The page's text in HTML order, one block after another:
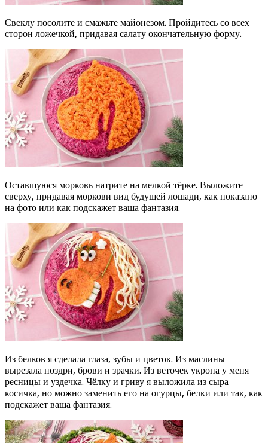
Свеклу посолите и смажьте майонезом. Пройдитесь со всех
сторон ложечкой, придавая салату окончательную форму.
Оставшуюся морковь натрите на мелкой тёрке. Выложите
сверху, придавая моркови вид будущей лошади, как показано
на фото или как подскажет ваша фантазия.
Из белков я сделала глаза, зубы и цветок. Из маслины
вырезала ноздри, брови и зрачки. Из веточек укропа у меня
ресницы и уздечка. Чёлку и гриву я выложила из сыра
косичка, но можно заменить его на огурцы, белки или так, как
подскажет ваша фантазия.